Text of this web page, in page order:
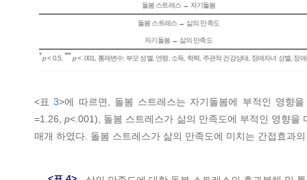
돌봄 스트레스 → 자기돌봄
돌봄 스트레스 → 삶의 만족도
자기돌봄 → 삶의 만족도
*p< 0.5, *** p< .001, 통제변수: 부모 성별, 연령, 소득, 학력, 주관적 건강상태, 장애자녀 성별, 장
<표3>에 따르면, 돌봄 스트레스는 자기돌봄에 부적인 영향을
=1.26,p<.001), 돌봄 스트레스가 삶의 만족도에 부적인 영향을
매개 하였다. 돌봄 스트레스가 삶의 만족도에 미치는 간접효과